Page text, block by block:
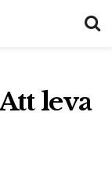
leva